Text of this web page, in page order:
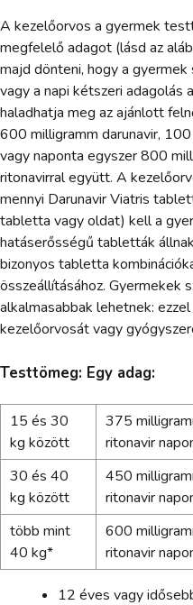
A kezelőorvos a gyermek
megfelelő adagot (lásd az
majd dönteni, hogy a gyermek
vagy a napi kétszeri adagolás
haladhatja meg az ajánlott
600 milligramm darunavir,
vagy naponta egyszer 800
ritonavirral együtt. A
mennyi Darunavir Viatris
tabletta vagy oldat) kell a
hatáserősségű tabletták
bizonyos tabletta
összeállításához. Gyermekek
alkalmasabbak lehetnek:
kezelőorvosát vagy
Testtömeg: Egy adag:
15 és 30
kg között
375
ritonavir
30 és 40
kg között
450
ritonavir
több mint
40 kg*
600
ritonavir
12 éves vagy